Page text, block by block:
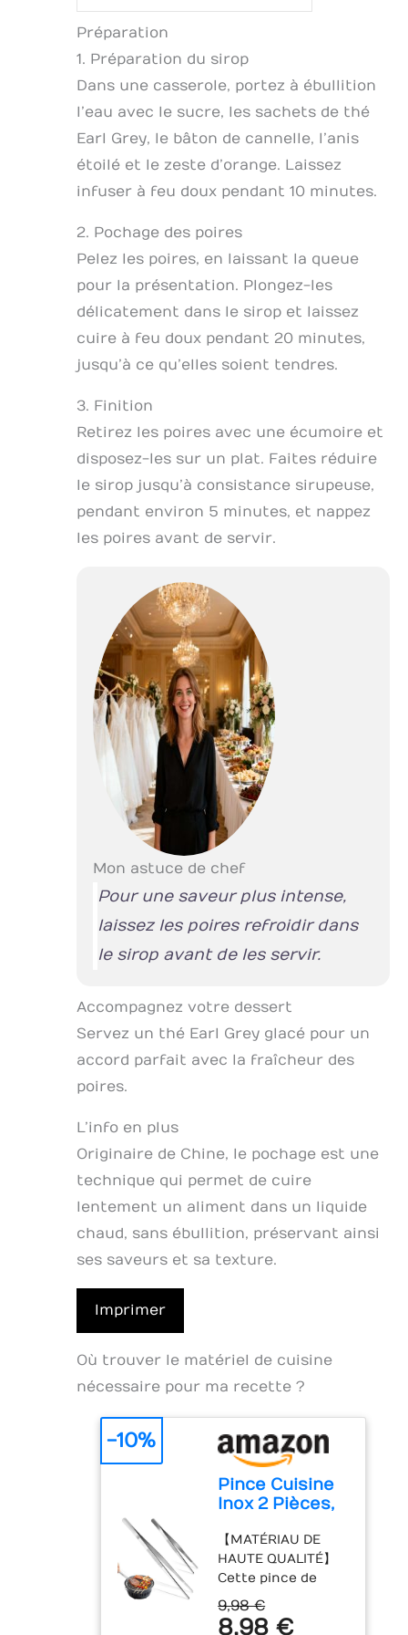
Préparation
1. Préparation du sirop
Dans une casserole, portez à ébullition
l’eau avec le sucre, les sachets de thé
Earl Grey, le bâton de cannelle, l’anis
étoilé et le zeste d’orange. Laissez
infuser à feu doux pendant 10 minutes.
2. Pochage des poires
Pelez les poires, en laissant la queue
pour la présentation. Plongez-les
délicatement dans le sirop et laissez
cuire à feu doux pendant 20 minutes,
jusqu’à ce qu’elles soient tendres.
3. Finition
Retirez les poires avec une écumoire et
disposez-les sur un plat. Faites réduire
le sirop jusqu’à consistance sirupeuse,
pendant environ 5 minutes, et nappez
les poires avant de servir.
Mon astuce de chef
Pour une saveur plus intense,
laissez les poires refroidir dans
le sirop avant de les servir.
Accompagnez votre dessert
Servez un thé Earl Grey glacé pour un
accord parfait avec la fraîcheur des
poires.
L’info en plus
Originaire de Chine, le pochage est une
technique qui permet de cuire
lentement un aliment dans un liquide
chaud, sans ébullition, préservant ainsi
ses saveurs et sa texture.
Imprimer
Où trouver le matériel de cuisine
nécessaire pour ma recette ?
Pince Cuisine
Inox 2 Pièces,
Cuisson &
Service
【MATÉRIAU DE
HAUTE QUALITÉ】
Cette pince de
cuisine est
fabriquée en acier
9,98 €
8,98 €
-10%